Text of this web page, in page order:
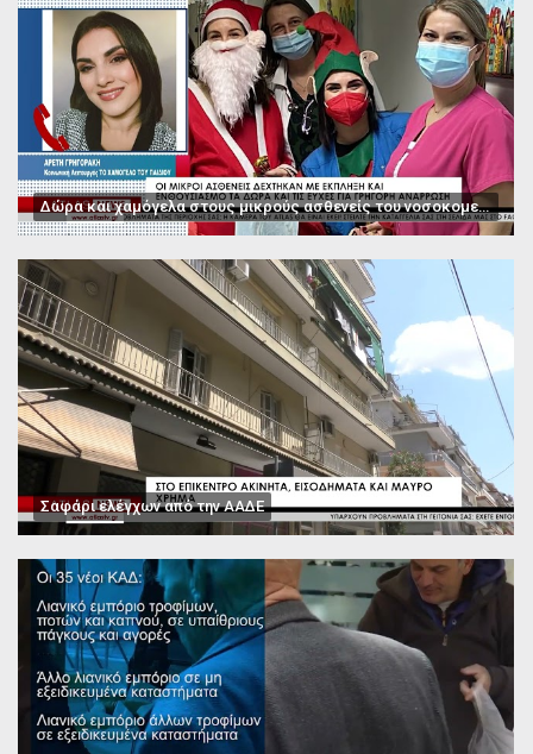
Δώρα και χαμόγελα στους μικρούς ασθενείς του νοσοκομείου Παπαγεωργίου
Σαφάρι ελέγχων από την ΑΑΔΕ